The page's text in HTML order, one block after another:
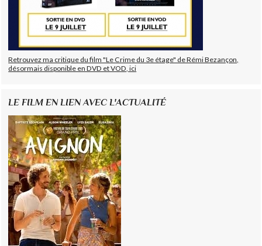
Retrouvez ma critique du film "Le Crime du 3e étage" de Rémi Bezançon,
désormais disponible en DVD et VOD, ici
LE FILM EN LIEN AVEC L'ACTUALITÉ